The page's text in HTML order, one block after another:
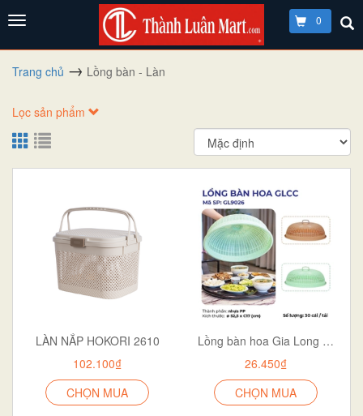
0
Trang chủ Lồng bàn - Làn
Lọc sản phẩm
LÀN NẮP HOKORI 2610
102.100₫
CHỌN MUA
Lồng bàn hoa Gia Long CC 9026
26.450₫
CHỌN MUA